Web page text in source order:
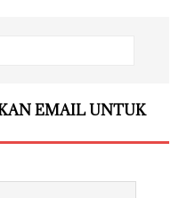
EMAIL UNTUK